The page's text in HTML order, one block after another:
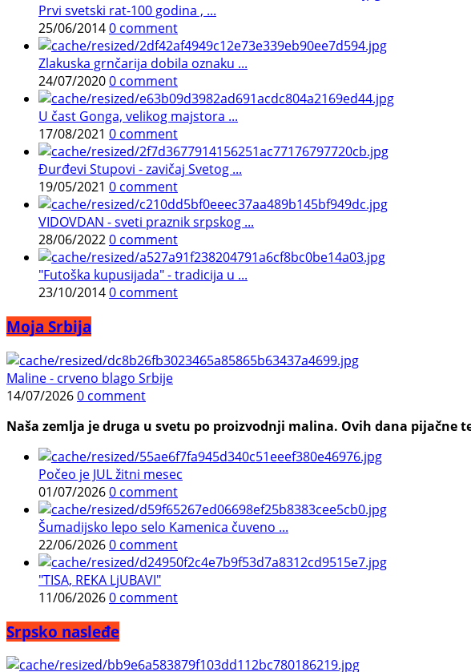
Prvi svetski rat-100 godina , ...
25/06/20140 comment
Zlakuska grnčarija dobila oznaku ...
24/07/20200 comment
U čast Gonga, velikog majstora ...
17/08/2021 0 comment
Đurđevi Stupovi - zavičaj Svetog ...
19/05/2021 0 comment
VIDOVDAN - sveti praznik srpskog ...
28/06/20220 comment
"Futoška kupusijada" - tradicija u ...
23/10/20140 comment
Moja Srbija
Maline - crveno blago Srbije
14/07/20260 comment
Naša zemlja je druga u svetu po proizvodnji malina. Ovih dana pijačne
Počeo je JUL žitni mesec
01/07/20260 comment
Šumadijsko lepo selo Kamenica čuveno ...
22/06/20260 comment
"TISA, REKA LjUBAVI"
11/06/20260 comment
Srpsko nasleđe